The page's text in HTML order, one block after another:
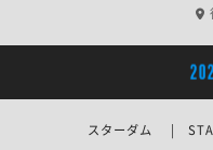
スターダム |